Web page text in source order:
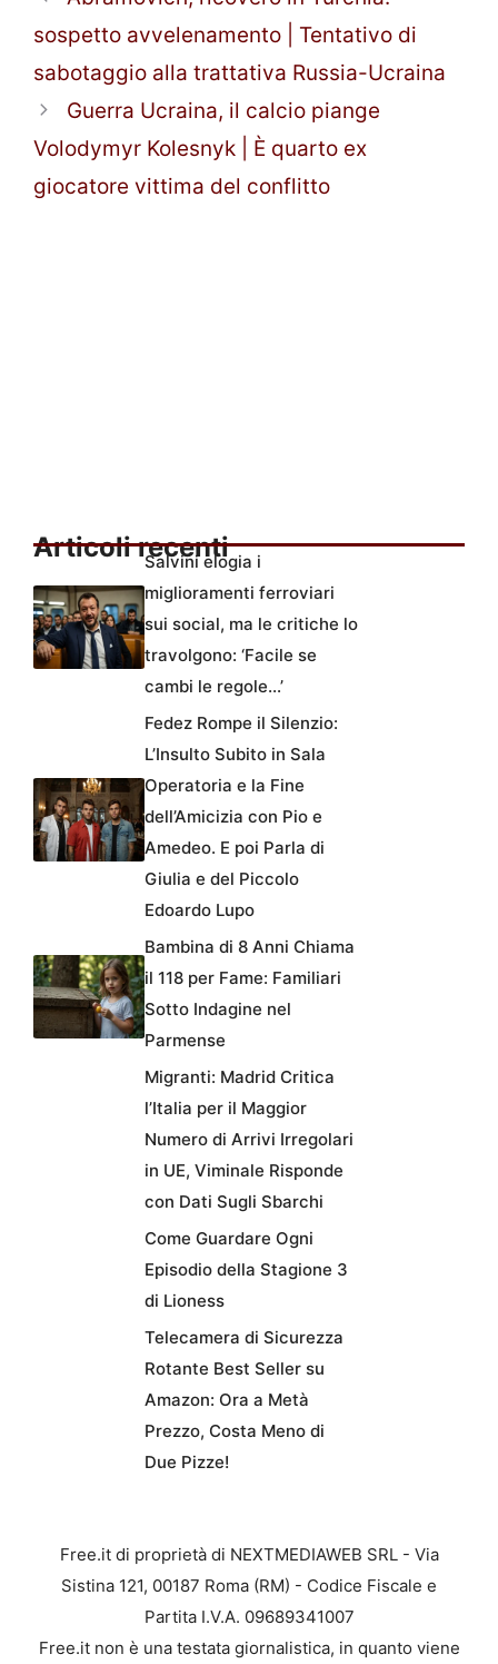
sospetto avvelenamento | Tentativo di
sabotaggio alla trattativa Russia-Ucraina
Guerra Ucraina, il calcio piange
Volodymyr Kolesnyk | È quarto ex
giocatore vittima del conflitto
Articoli recenti
Salvini elogia i
miglioramenti ferroviari
sui social, ma le critiche lo
travolgono: ‘Facile se
cambi le regole…’
Fedez Rompe il Silenzio:
L’Insulto Subito in Sala
Operatoria e la Fine
dell’Amicizia con Pio e
Amedeo. E poi Parla di
Giulia e del Piccolo
Edoardo Lupo
Bambina di 8 Anni Chiama
il 118 per Fame: Familiari
Sotto Indagine nel
Parmense
Migranti: Madrid Critica
l’Italia per il Maggior
Numero di Arrivi Irregolari
in UE, Viminale Risponde
con Dati Sugli Sbarchi
Come Guardare Ogni
Episodio della Stagione 3
di Lioness
Telecamera di Sicurezza
Rotante Best Seller su
Amazon: Ora a Metà
Prezzo, Costa Meno di
Due Pizze!
Free.it di proprietà di NEXTMEDIAWEB SRL - Via
Sistina 121, 00187 Roma (RM) - Codice Fiscale e
Partita I.V.A. 09689341007
Free.it non è una testata giornalistica, in quanto viene